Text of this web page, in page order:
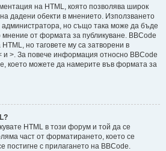
на HTML, която позволява широк
дадени обекти в мнението. Използването
но също така може да бъде
от формата за публикуване. BBCode
но таговете му са затворени в
и >. За повече информация относно BBCode
което можете да намерите във формата за
HTML в този форум и той да се
част от форматирането, което се
постигне с прилагането на BBCode.